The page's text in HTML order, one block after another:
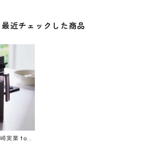
最近チェックした商品
実業 tow
料ボトル